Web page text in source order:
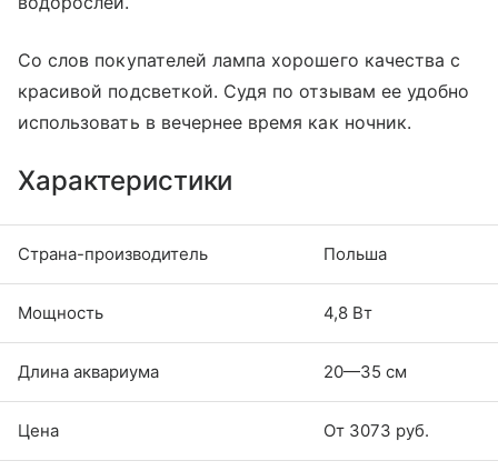
Со слов покупателей лампа хорошего качества с
красивой подсветкой. Судя по отзывам ее удобно
использовать в вечернее время как ночник.
Характеристики
Страна-производитель Польша
Мощность 4,8 Вт
Длина аквариума 20—35 см
Цена От 3073 руб.